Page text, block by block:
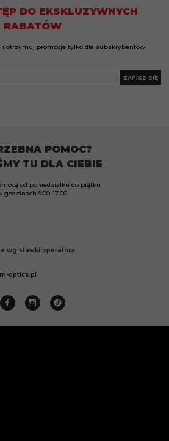
DO EKSKLUZYWNYCH
RABATÓW
i otrzymuj promocje tylko dla subskrybentów
ZAPISZ SIĘ
POMOC?
TU DLA CIEBIE
od poniedziałku do piątku
godzinach 9:00-17:00.
wg stawki operatora
optics.pl